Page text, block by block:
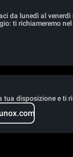
da lunedì al
ti richiameremo
tua disposizione e ti